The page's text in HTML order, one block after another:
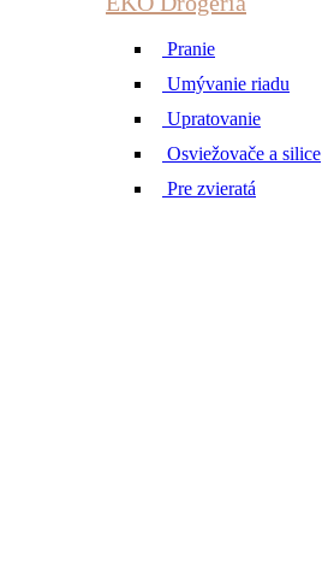
Pranie
Umývanie riadu
Upratovanie
Osviežovače a silice
Pre zvieratá